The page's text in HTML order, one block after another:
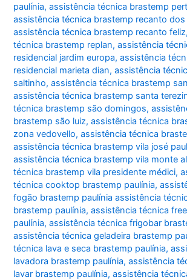
paulínia,assistência técnica brastemp
assistência técnica brastemp recanto
assistência técnica brastemp recanto feliz
técnica brastemp replan,assistência
residencial jardim europa,assistência
residencial marieta dian,assistência
saltinho,assistência técnica brastemp
assistência técnica brastemp santa
técnica brastemp são domingos,
brastemp são luiz,assistência técnica
zona vedovello,assistência técnica
assistência técnica brastemp vila josé
assistência técnica brastemp vila monte
técnica brastemp vila presidente médici,
técnica cooktop brastemp paulínia,
fogão brastemp paulínia assistência
brastemp paulínia,assistência técnica
paulínia,assistência técnica frigobar
assistência técnica geladeira brastemp
técnica lava e seca brastemp paulínia,
lavadora brastemp paulínia,assistência
lavar brastemp paulínia,assistência